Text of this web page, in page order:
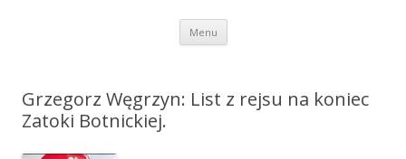
Menu Przejdź
Grzegorz Węgrzyn: List z rejsu na koniec
Zatoki Botnickiej.